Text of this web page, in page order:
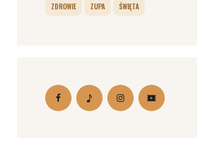
ZDROWIE ZUPA ŚWIĘTA